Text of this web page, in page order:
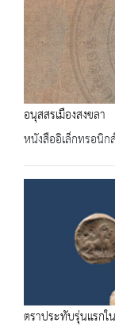
อนุสสรเมืองสงขลา
หนังสืออิเล็กทรอนิก
ตราประทับรุ่นแรกใ